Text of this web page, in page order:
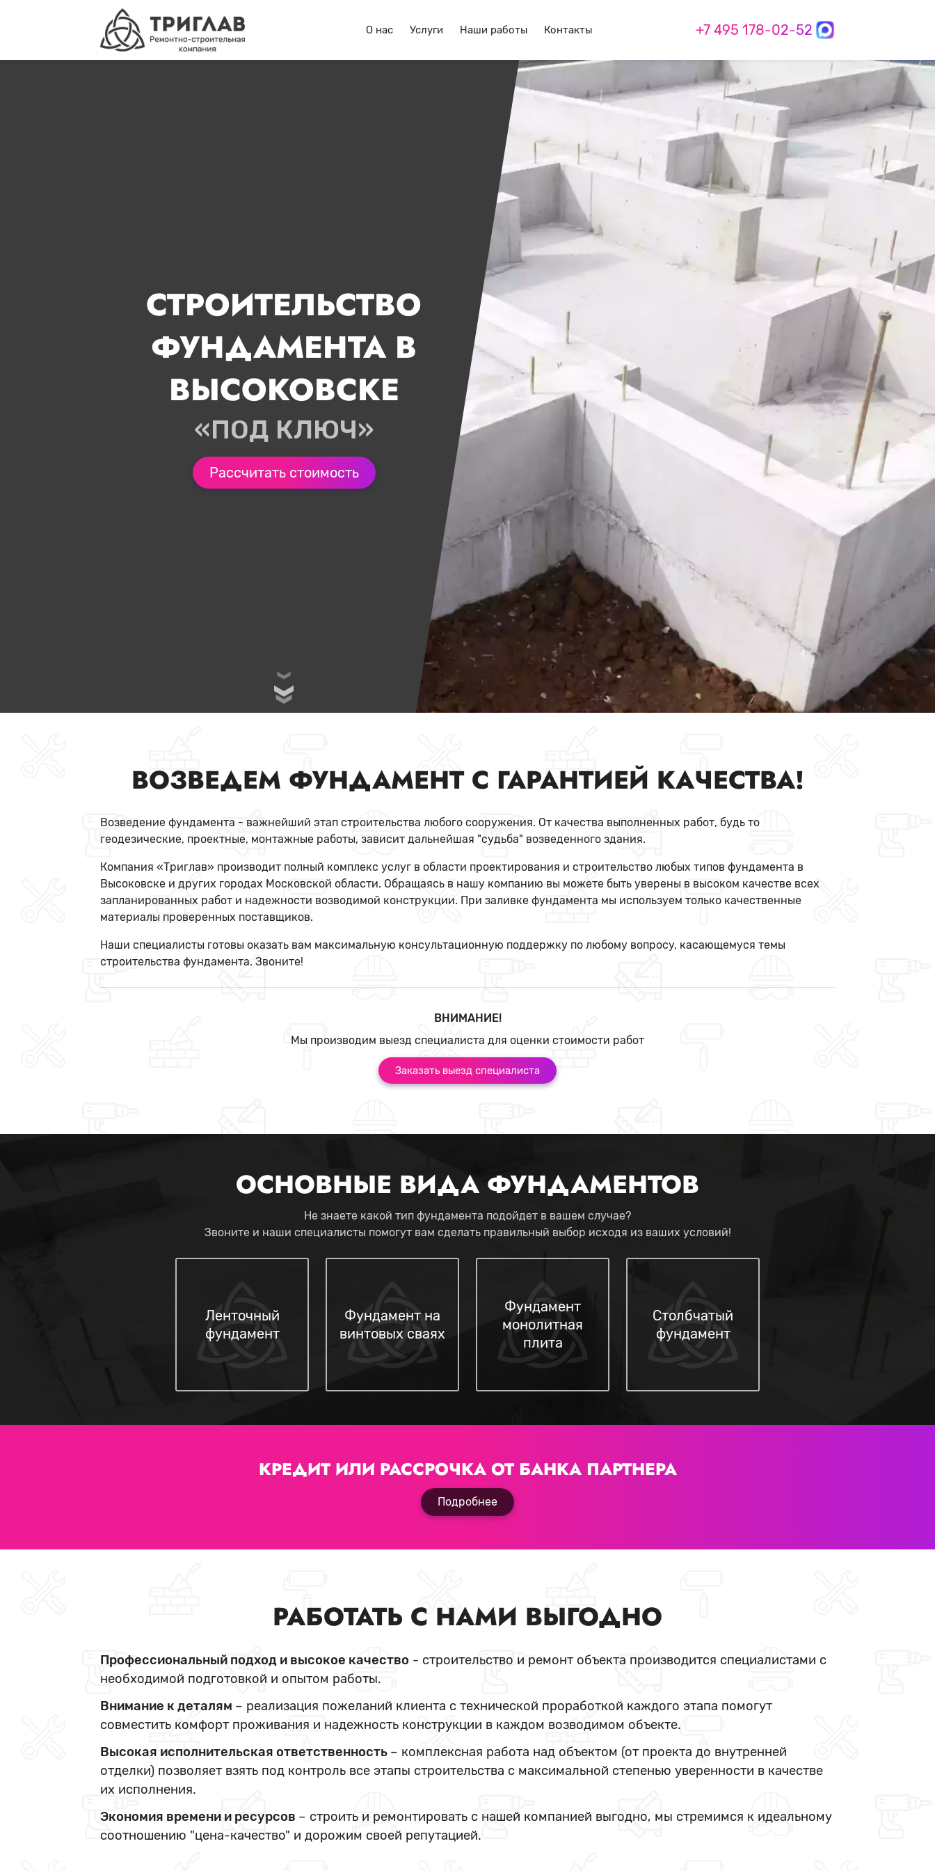
О нас Услуги Наши работы Контакты +7 495 178-02-52
СТРОИТЕЛЬСТВО
ФУНДАМЕНТА В
ВЫСОКОВСКЕ
«ПОД КЛЮЧ»
Рассчитать стоимость
ВОЗВЕДЕМ ФУНДАМЕНТ С ГАРАНТИЕЙ КАЧЕСТВА!
Возведение фундамента - важнейший этап строительства любого сооружения. От качества выполненных работ, будь то
геодезические, проектные, монтажные работы, зависит дальнейшая "судьба" возведенного здания.
Компания «Триглав» производит полный комплекс услуг в области проектирования и строительство любых типов фундамента в
Высоковске и других городах Московской области. Обращаясь в нашу компанию вы можете быть уверены в высоком качестве всех
запланированных работ и надежности возводимой конструкции. При заливке фундамента мы используем только качественные
материалы проверенных поставщиков.
Наши специалисты готовы оказать вам максимальную консультационную поддержку по любому вопросу, касающемуся темы
строительства фундамента. Звоните!
ВНИМАНИЕ!
Мы производим выезд специалиста для оценки стоимости работ
Заказать выезд специалиста
ОСНОВНЫЕ ВИДА ФУНДАМЕНТОВ
Не знаете какой тип фундамента подойдет в вашем случае?
Звоните и наши специалисты помогут вам сделать правильный выбор исходя из ваших условий!
Ленточный
фундамент
Фундамент на
винтовых сваях
Фундамент
монолитная
плита
Столбчатый
фундамент
КРЕДИТ ИЛИ РАССРОЧКА ОТ БАНКА ПАРТНЕРА
Подробнее
РАБОТАТЬ С НАМИ ВЫГОДНО
Профессиональный подход и высокое качество - строительство и ремонт объекта производится специалистами с
необходимой подготовкой и опытом работы.
Внимание к деталям – реализация пожеланий клиента с технической проработкой каждого этапа помогут
совместить комфорт проживания и надежность конструкции в каждом возводимом объекте.
Высокая исполнительская ответственность – комплексная работа над объектом (от проекта до внутренней
отделки) позволяет взять под контроль все этапы строительства с максимальной степенью уверенности в качестве
их исполнения.
Экономия времени и ресурсов – строить и ремонтировать с нашей компанией выгодно, мы стремимся к идеальному
соотношению "цена-качество" и дорожим своей репутацией.